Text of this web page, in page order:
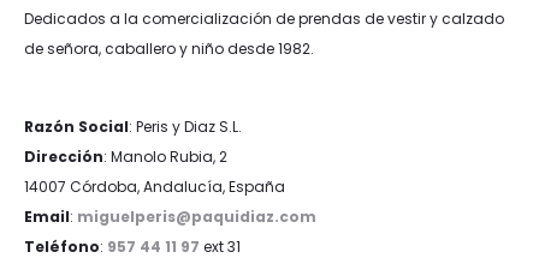
Dedicados a la comercialización de prendas de vestir y calzado
de señora, caballero y niño desde 1982.
Razón Social: Peris y Diaz S.L.
Dirección: Manolo Rubia, 2
14007 Córdoba, Andalucía, España
Email: miguelperis@paquidiaz.com
Teléfono: 957 44 11 97 ext 31